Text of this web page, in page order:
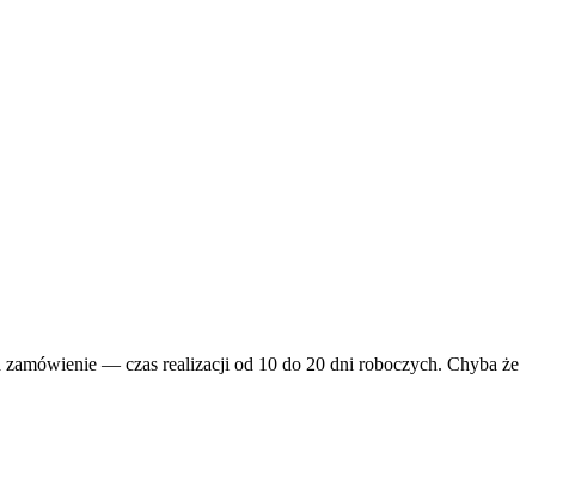
— czas realizacji od 10 do 20 dni roboczych. Chyba że